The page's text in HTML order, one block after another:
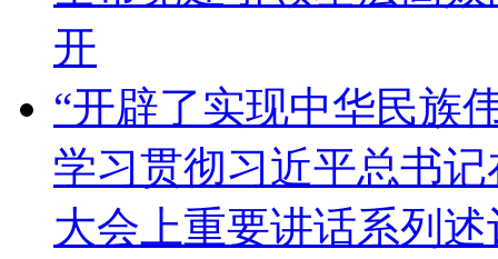
开
“开辟了实现中华民
学习贯彻习近平总书
大会上重要讲话系列